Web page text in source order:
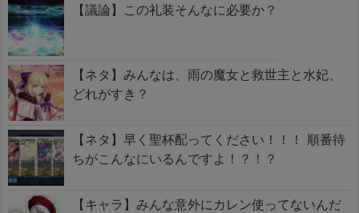
【議論】この礼装そんなに必要か？
【ネタ】みんなは、雨の魔女と救世主と水妃、
どれがすき？
【ネタ】早く聖杯配ってください！！！ 順番待
ちがこんなにいるんですよ！？！？
【キャラ】みんな意外にカレン使ってないんだ